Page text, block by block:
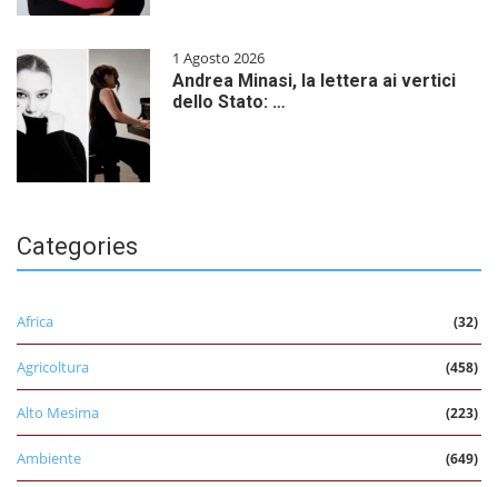
1 Agosto 2026
Andrea Minasi, la lettera ai vertici
dello Stato: …
Categories
Africa (32)
Agricoltura (458)
Alto Mesima (223)
Ambiente (649)